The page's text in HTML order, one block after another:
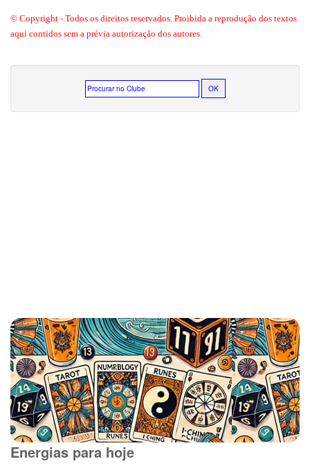
© Copyright - Todos os direitos reservados. Proibida a reprodução dos textos
aqui contidos sem a prévia autorização dos autores.
Energias para hoje